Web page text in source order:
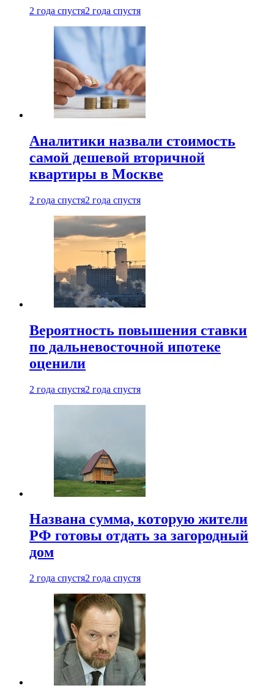
2 года спустя2 года спустя
Аналитики назвали стоимость
самой дешевой вторичной
квартиры в Москве
2 года спустя2 года спустя
Вероятность повышения ставки
по дальневосточной ипотеке
оценили
2 года спустя2 года спустя
Названа сумма, которую жители
РФ готовы отдать за загородный
дом
2 года спустя2 года спустя